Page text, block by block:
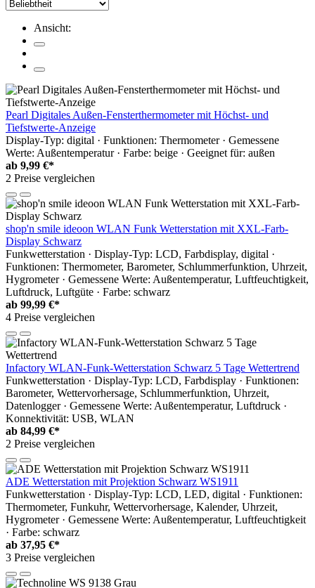
Ansicht:
Pearl Digitales Außen-Fensterthermometer mit Höchst- und
Tiefstwerte-Anzeige
Display-Typ: digital · Funktionen: Thermometer · Gemessene
Werte: Außentemperatur · Farbe: beige · Geeignet für: außen
ab 9,99 €*
2 Preise vergleichen
shop'n smile ideoon WLAN Funk Wetterstation mit XXL-Farb-
Display Schwarz
Funkwetterstation · Display-Typ: LCD, Farbdisplay, digital ·
Funktionen: Thermometer, Barometer, Schlummerfunktion, Uhrzeit,
Hygrometer · Gemessene Werte: Außentemperatur, Luftfeuchtigkeit,
Luftdruck, Luftgüte · Farbe: schwarz
ab 99,99 €*
4 Preise vergleichen
Infactory WLAN-Funk-Wetterstation Schwarz 5 Tage Wettertrend
Funkwetterstation · Display-Typ: LCD, Farbdisplay · Funktionen:
Barometer, Wettervorhersage, Schlummerfunktion, Uhrzeit,
Datenlogger · Gemessene Werte: Außentemperatur, Luftdruck ·
Konnektivität: USB, WLAN
ab 84,99 €*
2 Preise vergleichen
ADE Wetterstation mit Projektion Schwarz WS1911
Funkwetterstation · Display-Typ: LCD, LED, digital · Funktionen:
Thermometer, Funkuhr, Wettervorhersage, Kalender, Uhrzeit,
Hygrometer · Gemessene Werte: Außentemperatur, Luftfeuchtigkeit
· Farbe: schwarz
ab 37,95 €*
3 Preise vergleichen